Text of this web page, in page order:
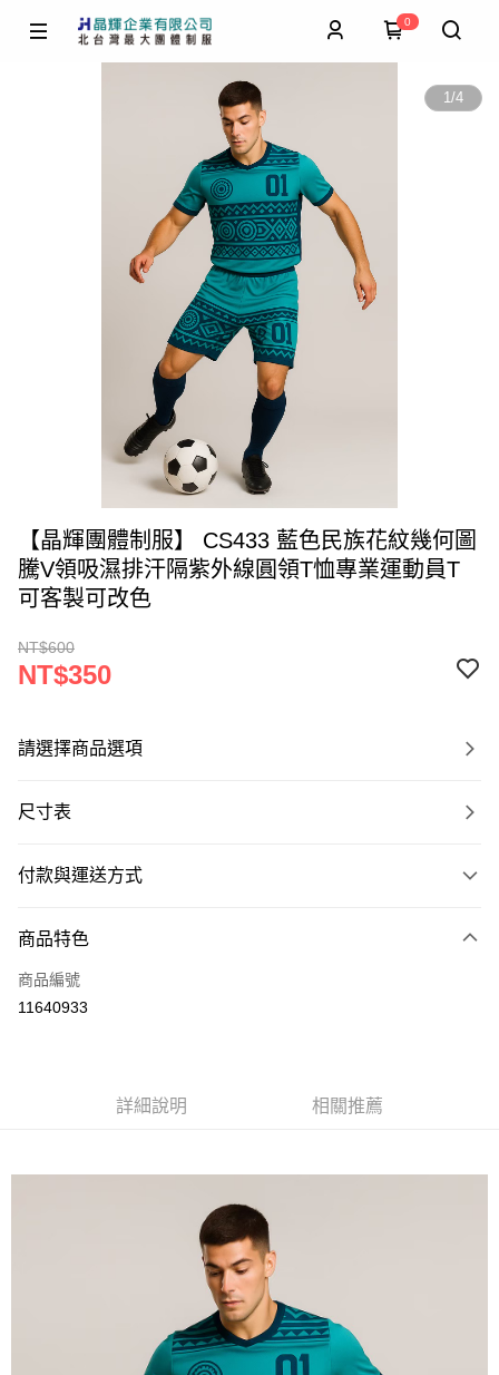
0
1/4
【晶輝團體制服】 CS433 藍色民族花紋幾何圖
騰V領吸濕排汗隔紫外線圓領T恤專業運動員T
可客製可改色
NT$600
NT$350
請選擇商品選項
尺寸表
付款與運送方式
信用卡一次付款
運送方式
商品特色
商品編號
11640933
詳細說明 相關推薦